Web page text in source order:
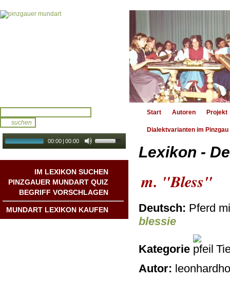
00:00 | 00:00
IM LEXIKON SUCHEN
PINZGAUER MUNDART QUIZ
BEGRIFF VORSCHLAGEN
MUNDART LEXIKON KAUFEN
Start Autoren Projekt
Dialektvarianten im Pinzgau
Lexikon -
m. "Bless"
Deutsch: Pferd
blessie
Kategorie
Autor: